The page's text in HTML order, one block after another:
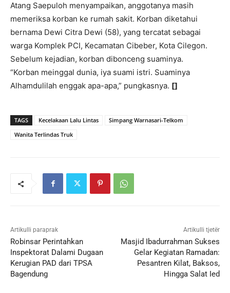
Atang Saepuloh menyampaikan, anggotanya masih
memeriksa korban ke rumah sakit. Korban diketahui
bernama Dewi Citra Dewi (58), yang tercatat sebagai
warga Komplek PCI, Kecamatan Cibeber, Kota Cilegon.
Sebelum kejadian, korban dibonceng suaminya.
“Korban meinggal dunia, iya suami istri. Suaminya
Alhamdulilah enggak apa-apa,” pungkasnya. []
TAGS Kecelakaan Lalu Lintas
Simpang Warnasari-Telkom
Wanita Terlindas Truk
Artikulli paraprak
Robinsar Perintahkan
Inspektorat Dalami Dugaan
Kerugian PAD dari TPSA
Bagendung
Artikulli tjetër
Masjid Ibadurrahman Sukses
Gelar Kegiatan Ramadan:
Pesantren Kilat, Baksos,
Hingga Salat Ied